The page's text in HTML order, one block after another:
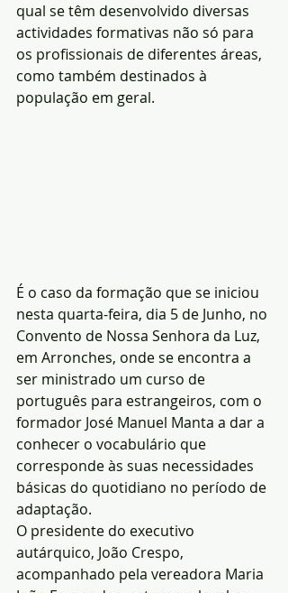
qual se têm desenvolvido diversas
actividades formativas não só para
os profissionais de diferentes áreas,
como também destinados à
população em geral.
É o caso da formação que se iniciou
nesta quarta-feira, dia 5 de Junho, no
Convento de Nossa Senhora da Luz,
em Arronches, onde se encontra a
ser ministrado um curso de
português para estrangeiros, com o
formador José Manuel Manta a dar a
conhecer o vocabulário que
corresponde às suas necessidades
básicas do quotidiano no período de
adaptação.
O presidente do executivo
autárquico, João Crespo,
acompanhado pela vereadora Maria